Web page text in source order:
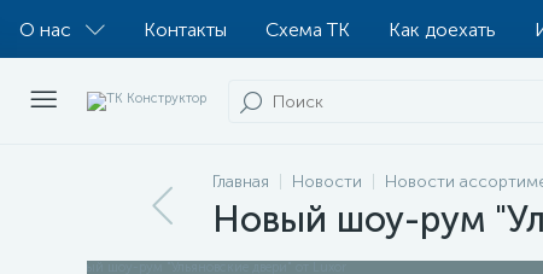
О нас Контакты Схема ТК Как доехать
Главная Новости Новости
Новый шоу-рум